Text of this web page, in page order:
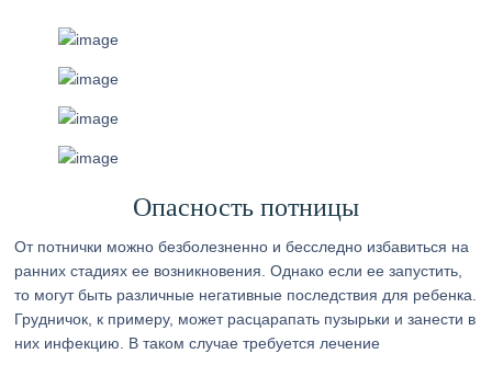
Опасность потницы
От потнички можно безболезненно и бесследно избавиться на
ранних стадиях ее возникновения. Однако если ее запустить,
то могут быть различные негативные последствия для ребенка.
Грудничок, к примеру, может расцарапать пузырьки и занести в
них инфекцию. В таком случае требуется лечение